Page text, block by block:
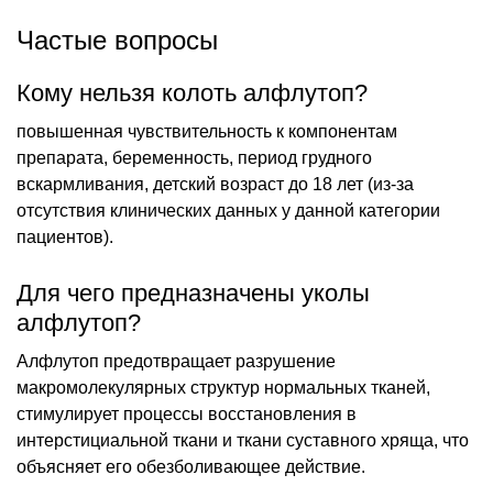
Частые вопросы
Кому нельзя колоть алфлутоп?
повышенная чувствительность к компонентам
препарата, беременность, период грудного
вскармливания, детский возраст до 18 лет (из-за
отсутствия клинических данных у данной категории
пациентов).
Для чего предназначены уколы
алфлутоп?
Алфлутоп предотвращает разрушение
макромолекулярных структур нормальных тканей,
стимулирует процессы восстановления в
интерстициальной ткани и ткани суставного хряща, что
объясняет его обезболивающее действие.